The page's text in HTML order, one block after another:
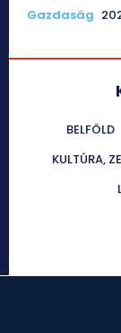
Gazdaság
BELFÖLD
KULTÚRA,